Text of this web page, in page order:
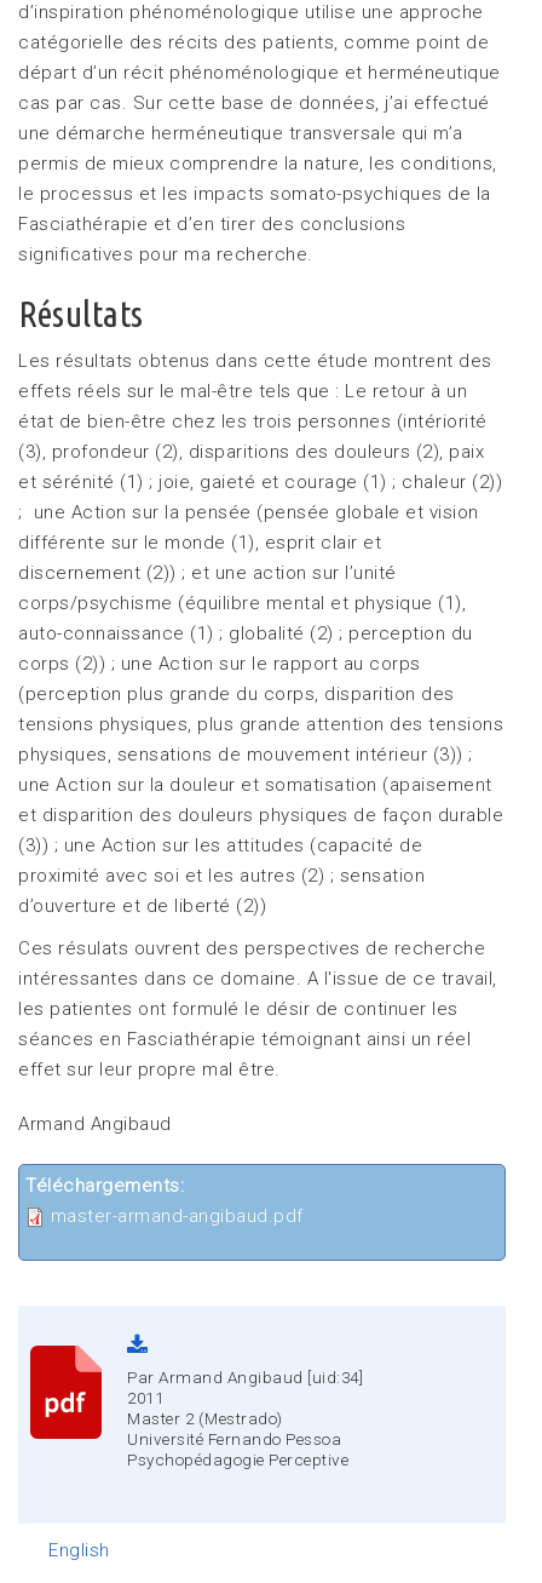
d’inspiration phénoménologique utilise une approche
catégorielle des récits des patients, comme point de
départ d’un récit phénoménologique et herméneutique
cas par cas. Sur cette base de données, j’ai effectué
une démarche herméneutique transversale qui m’a
permis de mieux comprendre la nature, les conditions,
le processus et les impacts somato-psychiques de la
Fasciathérapie et d’en tirer des conclusions
significatives pour ma recherche.
Résultats
Les résultats obtenus dans cette étude montrent des
effets réels sur le mal-être tels que : Le retour à un
état de bien-être chez les trois personnes (intériorité
(3), profondeur (2), disparitions des douleurs (2), paix
et sérénité (1) ; joie, gaieté et courage (1) ; chaleur (2))
; une Action sur la pensée (pensée globale et vision
différente sur le monde (1), esprit clair et
discernement (2)) ; et une action sur l’unité
corps/psychisme (équilibre mental et physique (1),
auto-connaissance (1) ; globalité (2) ; perception du
corps (2)) ; une Action sur le rapport au corps
(perception plus grande du corps, disparition des
tensions physiques, plus grande attention des tensions
physiques, sensations de mouvement intérieur (3)) ;
une Action sur la douleur et somatisation (apaisement
et disparition des douleurs physiques de façon durable
(3)) ; une Action sur les attitudes (capacité de
proximité avec soi et les autres (2) ; sensation
d’ouverture et de liberté (2))
Ces résulats ouvrent des perspectives de recherche
intéressantes dans ce domaine. A l'issue de ce travail,
les patientes ont formulé le désir de continuer les
séances en Fasciathérapie témoignant ainsi un réel
effet sur leur propre mal être.
Armand Angibaud
Téléchargements:
master-armand-angibaud.pdf
Par Armand Angibaud [uid:34]
2011
Master 2 (Mestrado)
Université Fernando Pessoa
Psychopédagogie Perceptive
English